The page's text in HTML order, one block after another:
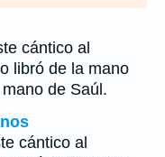
cántico al
libró de la mano
de Saúl.
cántico al